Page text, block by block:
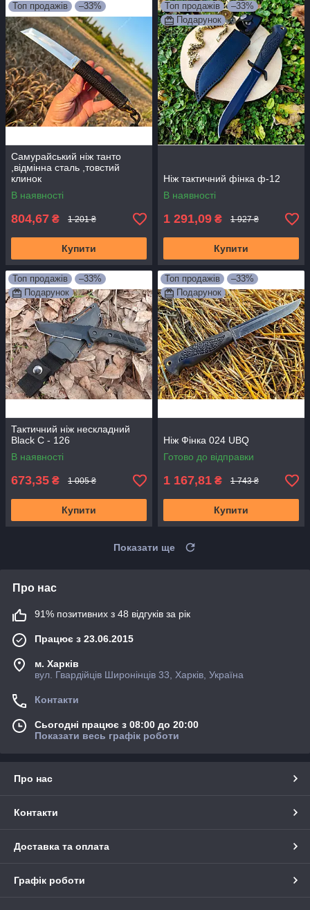
Топ продажів –33%
Самурайський ніж танто
,відмінна сталь ,товстий
клинок
В наявності
804,67 ₴ 1 201 ₴
Купити
Топ продажів
–33%
Подарунок
Ніж тактичний фінка ф-12
В наявності
1 291,09 ₴ 1 927 ₴
Купити
Топ продажів
–33%
Подарунок
Тактичний ніж нескладний
Black C - 126
В наявності
673,35 ₴ 1 005 ₴
Купити
Топ продажів
–33%
Подарунок
Ніж Фінка 024 UBQ
Готово до відправки
1 167,81 ₴ 1 743 ₴
Купити
Показати ще
Про нас
91% позитивних з 48 відгуків за рік
Працює з 23.06.2015
м. Харків
вул. Гвардійців Широнінців 33, Харків, Україна
Контакти
Сьогодні працює з 08:00 до 20:00
Показати весь графік роботи
Про нас
Контакти
Доставка та оплата
Графік роботи